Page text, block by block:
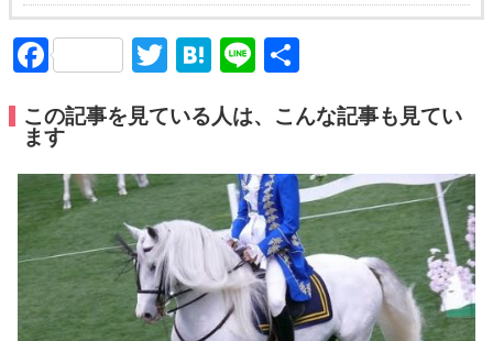
FacebookTwitter
Hatena
Line
この記事を見ている人は、こんな記事も見てい
ます